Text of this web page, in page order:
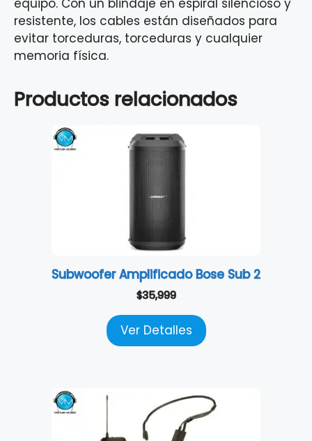
equipo. Con un blindaje en espiral silencioso y
resistente, los cables están diseñados para
evitar torceduras, torceduras y cualquier
memoria física.
Productos relacionados
Subwoofer Amplificado Bose Sub 2
$35,999
Ver Detalles